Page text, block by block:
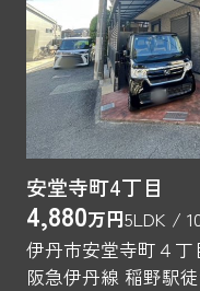
安堂寺町4丁目
4,880万円5LDK /
伊丹市安堂寺町４丁
阪急伊丹線 稲野駅